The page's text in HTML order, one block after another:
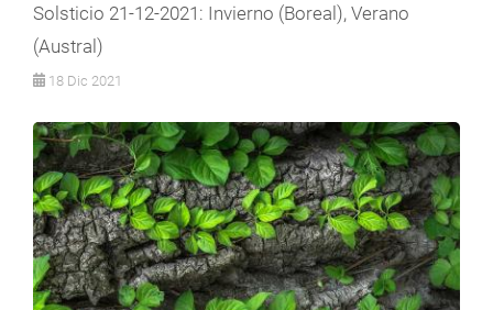
Solsticio 21-12-2021: Invierno (Boreal), Verano
(Austral)
18 Dic 2021